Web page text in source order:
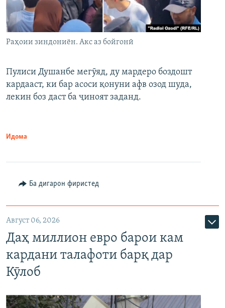
Раҳоии зиндониён. Акс аз бойгонӣ
Пулиси Душанбе мегӯяд, ду мардеро боздошт
кардааст, ки бар асоси қонуни афв озод шуда,
лекин боз даст ба ҷиноят заданд.
Идома
Ба дигарон фиристед
Август 06, 2026
Даҳ миллион евро барои кам
кардани талафоти барқ дар
Кӯлоб